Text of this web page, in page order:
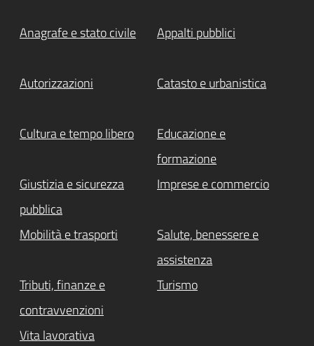
Anagrafe e stato civile Appalti pubblici
Autorizzazioni Catasto e urbanistica
Cultura e tempo libero
Educazione e
formazione
Giustizia e sicurezza
pubblica
Imprese e commercio
Mobilità e trasporti
Salute, benessere e
assistenza
Tributi, finanze e
contravvenzioni
Turismo
Vita lavorativa